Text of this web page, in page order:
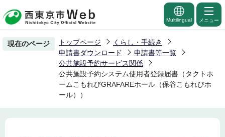
の
ー
Multilingual メニュー
現在のページ トップページ
くらし・手続き
申請書ダウンロード
申請書等一覧
公共施設予約サービス関係
公共施設予約システム使用者登録届書（タクトホ
ームこもれびGRAFAREホール（保谷こもれびホ
ール））